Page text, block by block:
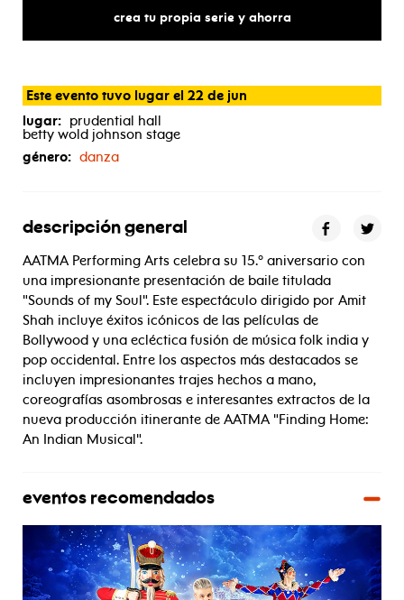
sounds of my soul
crea tu propia serie y ahorra
Este evento tuvo lugar el 22 de jun
lugar: prudential hall
betty wold johnson stage
género: danza
descripción general
AATMA Performing Arts celebra su 15.º aniversario con
una impresionante presentación de baile titulada
"Sounds of my Soul". Este espectáculo dirigido por Amit
Shah incluye éxitos icónicos de las películas de
Bollywood y una ecléctica fusión de música folk india y
pop occidental. Entre los aspectos más destacados se
incluyen impresionantes trajes hechos a mano,
coreografías asombrosas e interesantes extractos de la
nueva producción itinerante de AATMA "Finding Home:
An Indian Musical".
eventos recomendados